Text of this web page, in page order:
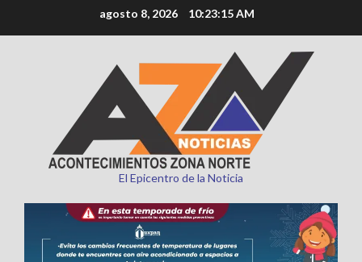
al
agosto 8, 2026 10:23:16 AM
El Epicentro de la Noticia